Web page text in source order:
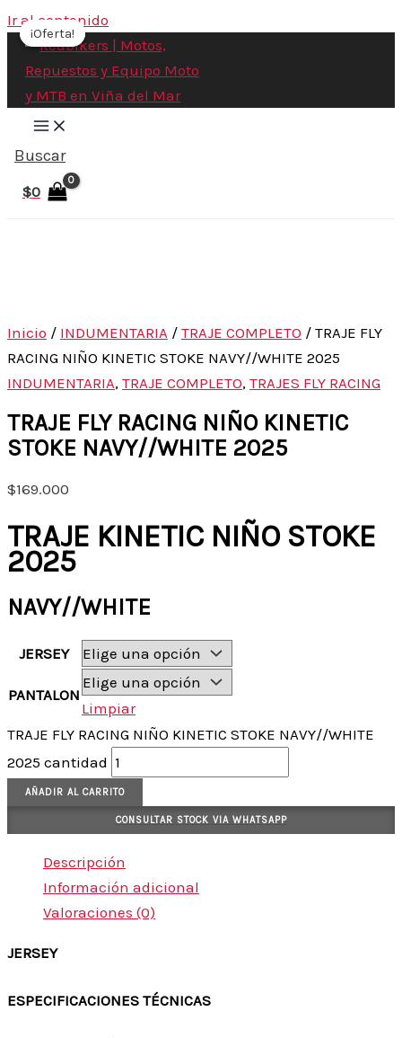
Ir al contenido
Buscar
$0
Inicio / INDUMENTARIA / TRAJE COMPLETO / TRAJE FLY
RACING NIÑO KINETIC STOKE NAVY//WHITE 2025
INDUMENTARIA, TRAJE COMPLETO, TRAJES FLY RACING
TRAJE FLY RACING NIÑO KINETIC
STOKE NAVY//WHITE 2025
$169.000
TRAJE KINETIC NIÑO STOKE
2025
NAVY//WHITE
JERSEY
PANTALON
Limpiar
TRAJE FLY RACING NIÑO KINETIC STOKE NAVY//WHITE
2025 cantidad
AÑADIR AL CARRITO
CONSULTAR STOCK VIA WHATSAPP
Descripción
Información adicional
Valoraciones (0)
JERSEY
ESPECIFICACIONES TÉCNICAS
¡Oferta!
¡Oferta!